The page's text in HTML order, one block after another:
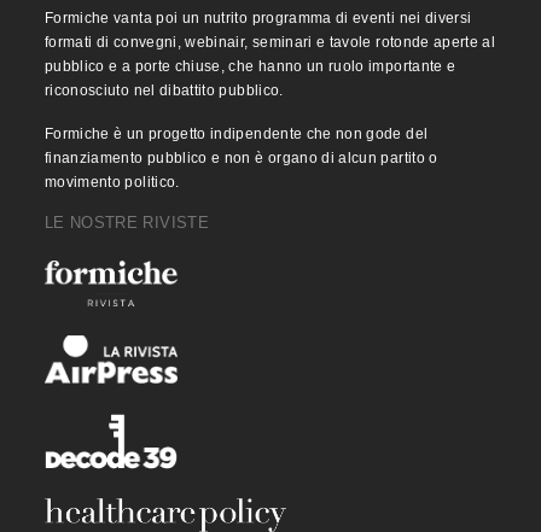
Formiche vanta poi un nutrito programma di eventi nei diversi
formati di convegni, webinair, seminari e tavole rotonde aperte al
pubblico e a porte chiuse, che hanno un ruolo importante e
riconosciuto nel dibattito pubblico.
Formiche è un progetto indipendente che non gode del
finanziamento pubblico e non è organo di alcun partito o
movimento politico.
LE NOSTRE RIVISTE